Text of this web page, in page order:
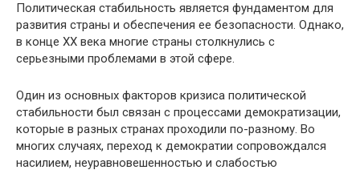
Политическая стабильность является фундаментом для
развития страны и обеспечения ее безопасности. Однако,
в конце ХХ века многие страны столкнулись с
серьезными проблемами в этой сфере.
Один из основных факторов кризиса политической
стабильности был связан с процессами демократизации,
которые в разных странах проходили по-разному. Во
многих случаях, переход к демократии сопровождался
насилием, неуравновешенностью и слабостью